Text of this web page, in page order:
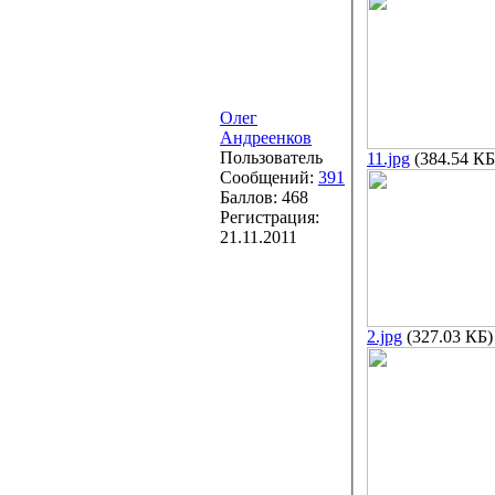
Олег
Андреенков
Пользователь
Сообщений: 391
Баллов: 468
Регистрация:
21.11.2011
11.jpg (384.54
2.jpg (327.03 КБ)